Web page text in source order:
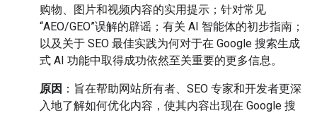
购物、图片和视频内容的实用提示；针对常见
“AEO/GEO”误解的辟谣；有关 AI 智能体的初步指南；
以及关于 SEO 最佳实践为何对于在 Google 搜索生成
式 AI 功能中取得成功依然至关重要的更多信息。
原因 ：旨在帮助网站所有者、SEO 专家和开发者更深
入地了解如何优化内容，使其内容出现在 Google 搜